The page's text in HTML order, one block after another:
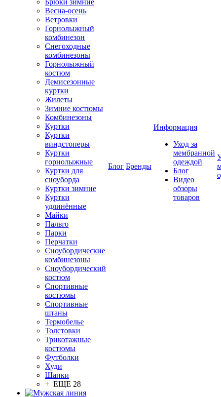
Брюки зимние
Весна-осень
Ветровки
Горнолыжный
комбинезон
Снегоходные
комбинезоны
Горнолыжный
костюм
Демисезонные
куртки
Жилеты
Зимние костюмы
Комбинезоны
Куртки
Куртки
виндстоперы
Куртки
горнолыжные
Куртки для
сноуборда
Куртки зимние
Куртки
удлинённые
Майки
Пальто
Парки
Перчатки
Сноубордические
комбинезоны
Сноубордический
костюм
Спортивные
костюмы
Спортивные
штаны
Термобелье
Толстовки
Трикотажные
костюмы
Футболки
Худи
Шапки
+ ЕЩЕ 28
Блог Бренды
Информация
Уход за
мембранной
одеждой
Блог
Видео
обзоры
товаров